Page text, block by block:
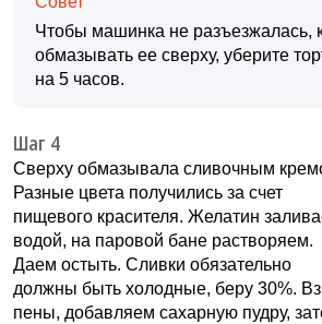
Чтобы машинка не разъезжалась,
обмазывать ее сверху, уберите
на 5 часов.
Шаг 4
Сверху обмазывала сливочным
Разные цвета получились за счет
пищевого красителя. Желатин
водой, на паровой бане растворяем.
Даем остыть. Сливки обязательно
должны быть холодные, беру 30%.
пены, добавляем сахарную пудру,